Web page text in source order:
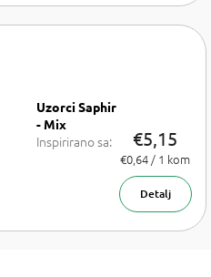
Uzorci Saphir
- Mix
Inspirirano sa:
Mademoiselle,
€5,15
Izmjeri
cijenu:
€0,64 / 1 kom
Detalj